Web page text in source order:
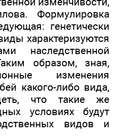
Формулировка
генетически
характеризуются
наследственной
образом, зная,
изменения
какого-либо вида,
что такие же
условиях будут
видов и